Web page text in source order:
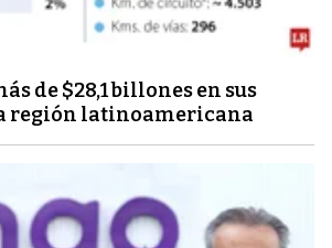
de $28,1 billones en sus
región latinoamericana